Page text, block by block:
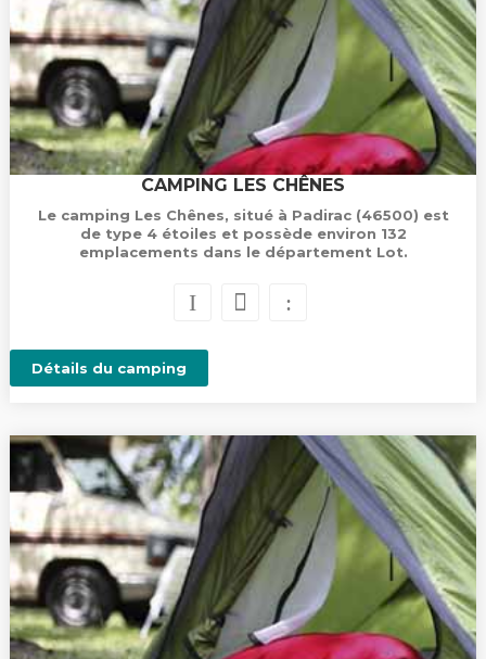
CAMPING LES CHÊNES
Le camping Les Chênes, situé à Padirac (46500) est
de type 4 étoiles et possède environ 132
emplacements dans le département Lot.
Détails du camping